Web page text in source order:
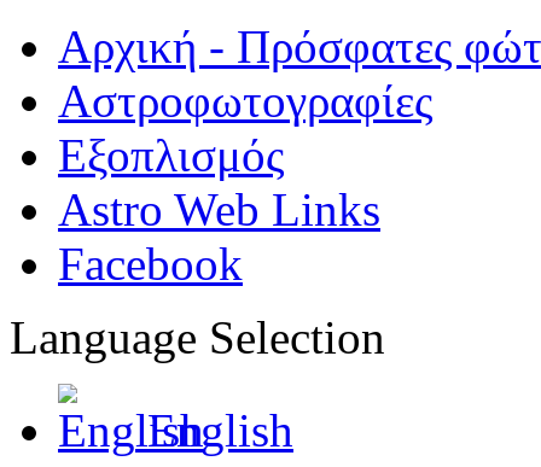
Αρχική - Πρόσφατες
Αστροφωτογραφίες
Εξοπλισμός
Astro Web Links
Facebook
Language Selection
English